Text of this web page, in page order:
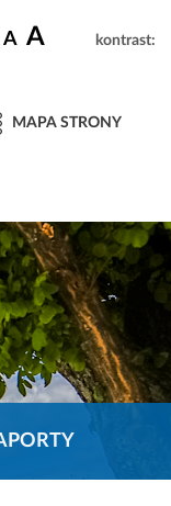
A A kontrast:
MAPA STRONY